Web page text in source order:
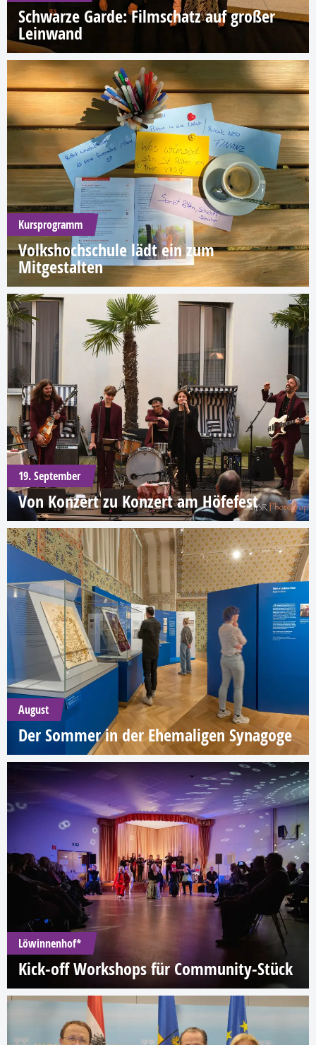
Schwarze Garde: Filmschatz auf großer
Leinwand
Kursprogramm
Volkshochschule lädt ein zum
Mitgestalten
19. September
Von Konzert zu Konzert am Höfefest
August
Der Sommer in der Ehemaligen Synagoge
Löwinnenhof*
Kick-off Workshops für Community-Stück